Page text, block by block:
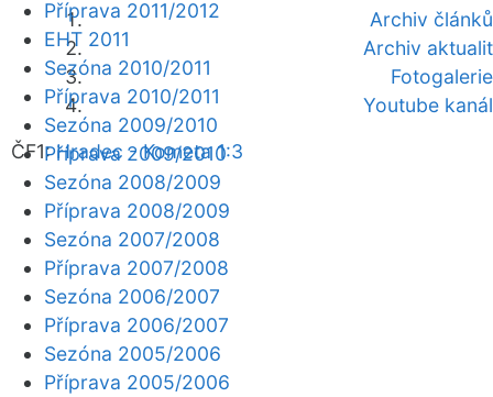
Archiv článků
Archiv aktualit
Fotogalerie
Youtube kanál
ČF1:Hradec - Kometa 1:3
Příprava 2011/2012
EHT 2011
Sezóna 2010/2011
Příprava 2010/2011
Sezóna 2009/2010
Příprava 2009/2010
Sezóna 2008/2009
Příprava 2008/2009
Sezóna 2007/2008
Příprava 2007/2008
Sezóna 2006/2007
Příprava 2006/2007
Sezóna 2005/2006
Příprava 2005/2006